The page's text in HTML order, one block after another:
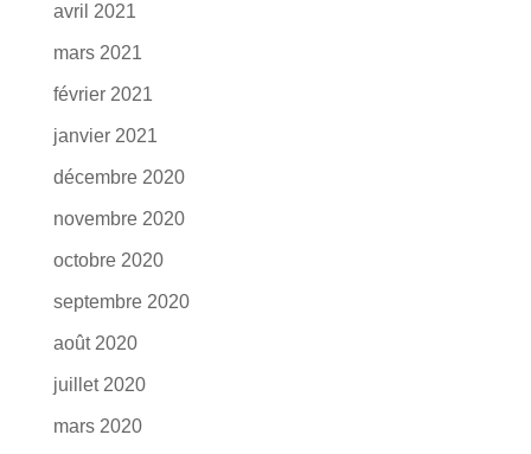
avril 2021
mars 2021
février 2021
janvier 2021
décembre 2020
novembre 2020
octobre 2020
septembre 2020
août 2020
juillet 2020
mars 2020